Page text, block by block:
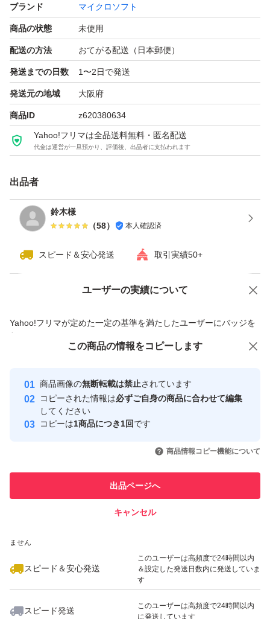
インストール・認証完了まで丁寧にサポートいたしますの
で、初めての方もご安心ください。
※すり替え防止のため、購入後の返品・返金はご遠慮くだ
さい。
即購入OKです。よろしくお願いいたします。
#MicrosoftOffice
#Office2024
#OfficeHomeBusiness2024
#POSAカード
#正規品
#買い切り
#カード版
#未使用未開封
#プロダクトキー
#日本語版
#Outlook
#PowerPoint
ブランド マイクロソフト
商品の状態 未使用
配送の方法 おてがる配送（日本郵便）
発送までの日数 1〜2日で発送
発送元の地域 大阪府
商品ID z620380634
Yahoo!フリマは全品送料無料・匿名配送
代金は運営が一旦預かり、評価後、出品者に支払われます
出品者
鈴木様
（58） 本人確認済
スピード＆安心発送 取引実績50+
ユーザーの実績について
Yahoo!フリマが定めた一定の基準を満たしたユーザーにバッジを
付与しています
安心取引出品者
心・安全なユーザーです
取引実績
引を完了させた実績があります
での取引実績があります
ません
スピード＆安心発送
このユーザーは高頻度で24時間以内
＆設定した発送日数内に発送していま
す
スピード発送
このユーザーは高頻度で24時間以内
に発送しています
価格の相談 商品への質問
この商品の情報をコピーします
商品画像の無断転載は禁止されています
コピーされた情報は必ずご自身の商品に合わせて編集
してください
コピーは1商品につき1回です
商品情報コピー機能について
出品ページへ
キャンセル
この商品をみている人にオススメ